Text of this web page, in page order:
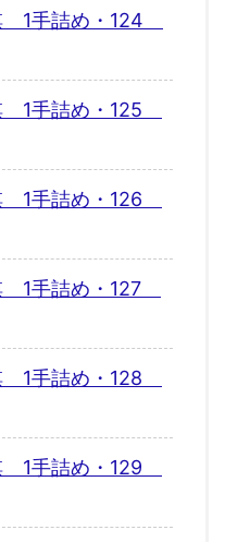
1手詰め・124
1手詰め・125
1手詰め・126
1手詰め・127
1手詰め・128
1手詰め・129